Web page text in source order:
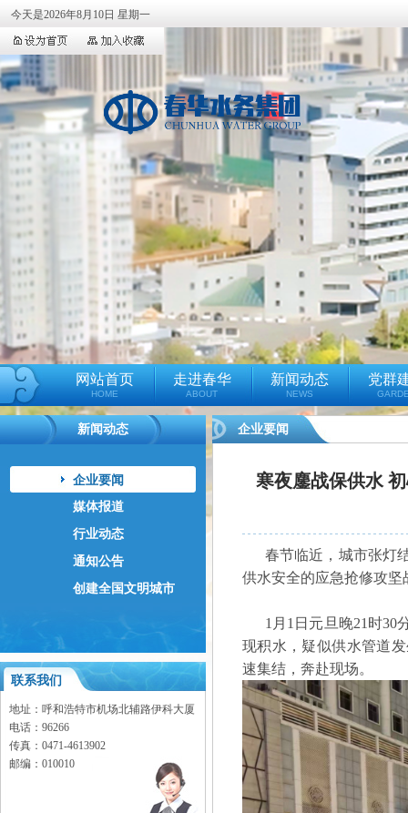
今天是2026年8月10日 星期一
网站首页
HOME
走进春华
ABOUT
新闻动态
NEWS
党群
新闻动态
企业要闻
媒体报道
行业动态
通知公告
创建全国文明城市
联系我们
地址：呼和浩特市机场北辅路伊科大厦
电话：96266
传真：0471-4613902
邮编：010010
企业要闻
寒夜鏖战保供水
春节临近，城市张灯结
供水安全的应急抢修攻坚
1月1日元旦晚21时30
现积水，疑似供水管道
速集结，奔赴现场。